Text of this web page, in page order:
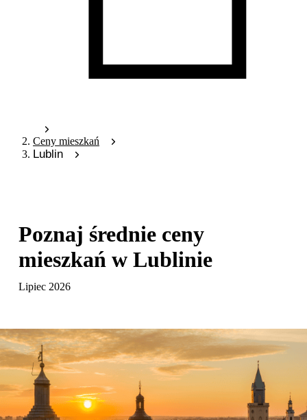
Ceny mieszkań
Lublin
Poznaj średnie ceny
mieszkań w Lublinie
Lipiec 2026